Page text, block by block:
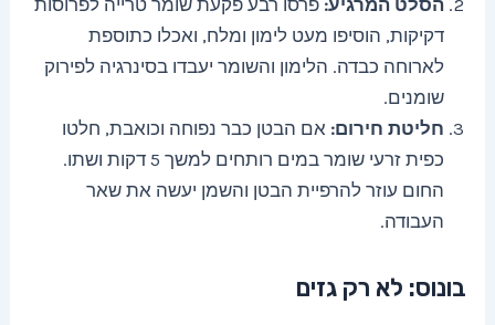
דקיקות, הוסיפו מעט לימון ומלח, ואכלו כתוספת
לארוחה כבדה. הלימון והשומר יעבדו בסינרגיה לפירוק
שומנים.
חליטת חירום: אם הבטן כבר נפוחה וכואבת, חלטו
כפית זרעי שומר במים רותחים למשך 5 דקות ושתו.
החום עוזר להרפיית הבטן והשמן יעשה את שאר
העבודה.
בונוס: לא רק גזים